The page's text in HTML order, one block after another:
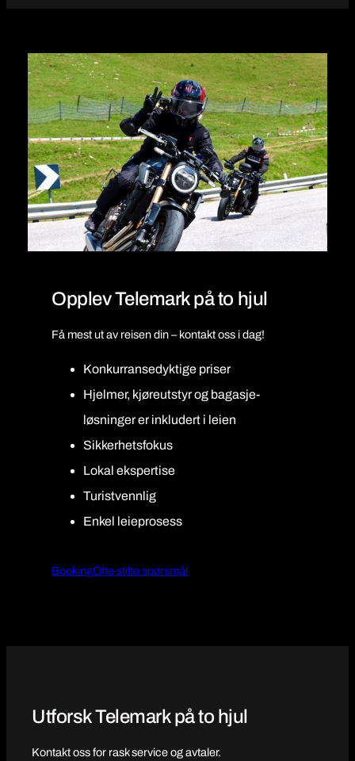
Opplev Telemark på to hjul
Få mest ut av reisen din – kontakt oss i dag!
Konkurransedyktige priser
Hjelmer, kjøreutstyr og bagasje-
løsninger er inkludert i leien
Sikkerhetsfokus
Lokal ekspertise
Turistvennlig
Enkel leieprosess
BookingOfte stilte spørsmål
Utforsk Telemark på to hjul
Kontakt oss for rask service og avtaler.